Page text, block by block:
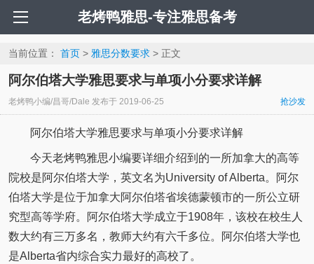
老烤鸭雅思-专注雅思备考
当前位置： 首页> 雅思分数要求> 正文
阿尔伯塔大学雅思要求与单项小分要求详解
老烤鸭小编/昌哥/Dale 发布于 2019-06-25 抢沙发
阿尔伯塔大学雅思要求与单项小分要求详解
今天老烤鸭雅思小编要详细介绍到的一所加拿大的高等
院校是阿尔伯塔大学，英文名为University of Alberta。阿尔
伯塔大学是位于加拿大阿尔伯塔省埃德蒙顿市的一所公立研
究型高等学府。阿尔伯塔大学成立于1908年，该校在校生人
数大约有三万多名，教师大约有六千多位。阿尔伯塔大学也
是Alberta省内综合实力最好的高校了。